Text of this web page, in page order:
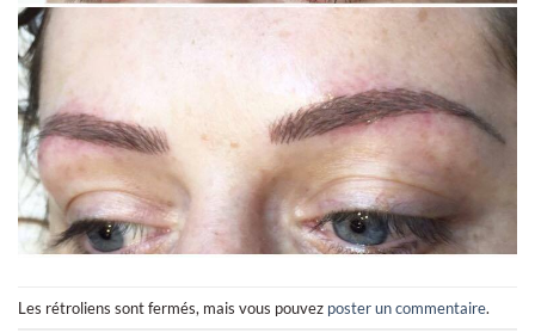
Les rétroliens sont fermés, mais vous pouvez poster un commentaire.